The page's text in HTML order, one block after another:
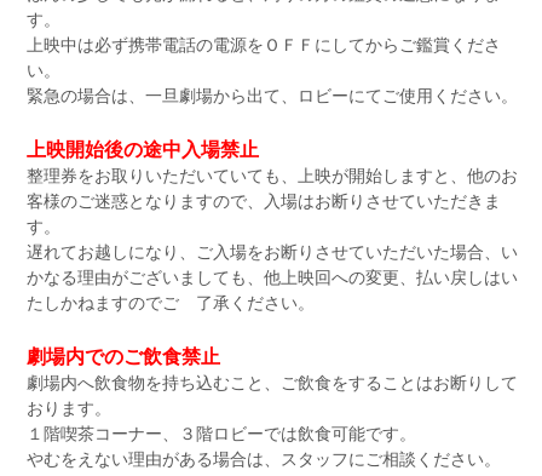
す。
上映中は必ず携帯電話の電源をＯＦＦにしてからご鑑賞くださ
い。
緊急の場合は、一旦劇場から出て、ロビーにてご使用ください。
上映開始後の途中入場禁止
整理券をお取りいただいていても、上映が開始しますと、他のお
客様のご迷惑となりますので、入場はお断りさせていただきま
す。
遅れてお越しになり、ご入場をお断りさせていただいた場合、い
かなる理由がございましても、他上映回への変更、払い戻しはい
たしかねますのでご 了承ください。
劇場内でのご飲食禁止
劇場内へ飲食物を持ち込むこと、ご飲食をすることはお断りして
おります。
１階喫茶コーナー、３階ロビーでは飲食可能です。
やむをえない理由がある場合は、スタッフにご相談ください。